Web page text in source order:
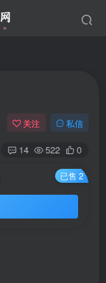
关注 私信
14 522 0
已售 2